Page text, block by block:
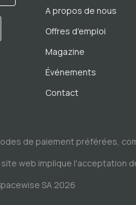
A propos de nous
Offres d'emploi
Magazine
Événements
Contact
de paiement préférées,
web implique l'acceptation
SA 2026